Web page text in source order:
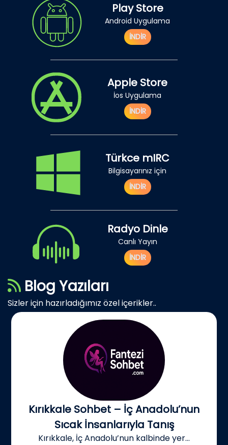
Play Store
Android Uygulama
İNDİR
Apple Store
İos Uygulama
İNDİR
Türkce mIRC
Bilgisayarınız için
İNDİR
Radyo Dinle
Canlı Yayın
İNDİR
Blog Yazıları
Sizler için hazırladığımız özel içerikler..
Kırıkkale Sohbet – İç Anadolu’nun
Sıcak İnsanlarıyla Tanış
Kırıkkale, İç Anadolu’nun kalbinde yer...